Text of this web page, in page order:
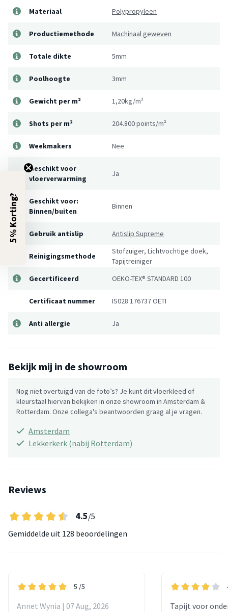
Materiaal Polypropyleen
Productiemethode Machinaal geweven
Totale dikte 5mm
Poolhoogte 3mm
Gewicht per m² 1,20kg/m²
Shots per m² 204.800 points/m²
Weekmakers Nee
Geschikt voor
vloerverwarming
Ja
Geschikt voor:
Binnen/buiten
Binnen
Gebruik antislip Antislip Supreme
Reinigingsmethode
Stofzuiger, Lichtvochtige doek,
Tapijtreiniger
Gecertificeerd
OEKO-TEX® STANDARD 100
Certificaat nummer IS028 176737 OETI
Anti allergie Ja
Bekijk mij in de showroom
Nog niet overtuigd van de foto’s? Je kunt dit vloerkleed of
kleurstaal hiervan bekijken in onze showroom in Amsterdam &
Rotterdam. Onze collega's beantwoorden graag al je vragen.
Amsterdam
Lekkerkerk (nabij Rotterdam)
Reviews
4.5/5
Gemiddelde uit 128 beoordelingen
5 /5
Annet Wynia | 07 Aug, 2026
Tapijt voor
5% Korting?